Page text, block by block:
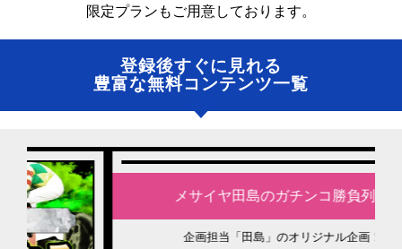
限定プランもご用意しております。
登録後すぐに見れる
豊富な無料コンテンツ一覧
メサイヤ田島のガチンコ勝負列伝
企画担当「田島」のオリジナル企画！